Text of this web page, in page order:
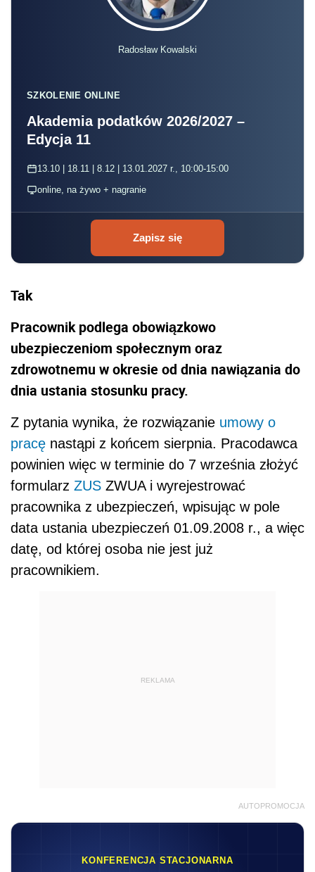
Radosław Kowalski
SZKOLENIE ONLINE
Akademia podatków 2026/2027 –
Edycja 11
13.10 | 18.11 | 8.12 | 13.01.2027 r., 10:00-15:00
online, na żywo + nagranie
Zapisz się
Tak
Pracownik podlega obowiązkowo
ubezpieczeniom społecznym oraz
zdrowotnemu w okresie od dnia nawiązania do
dnia ustania stosunku pracy.
Z pytania wynika, że rozwiązanie umowy o
pracę nastąpi z końcem sierpnia. Pracodawca
powinien więc w terminie do 7 września złożyć
formularz ZUS ZWUA i wyrejestrować
pracownika z ubezpieczeń, wpisując w pole
data ustania ubezpieczeń 01.09.2008 r., a więc
datę, od której osoba nie jest już
pracownikiem.
REKLAMA
AUTOPROMOCJA
KONFERENCJA STACJONARNA